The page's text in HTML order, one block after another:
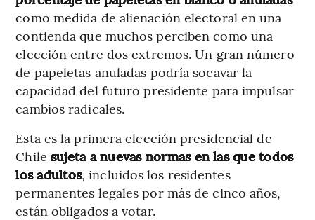
como medida de alienación electoral en una
contienda que muchos perciben como una
elección entre dos extremos. Un gran número
de papeletas anuladas podría socavar la
capacidad del futuro presidente para impulsar
cambios radicales.
Esta es la primera elección presidencial de
Chile sujeta a nuevas normas en las que todos
los adultos, incluidos los residentes
permanentes legales por más de cinco años,
están obligados a votar.